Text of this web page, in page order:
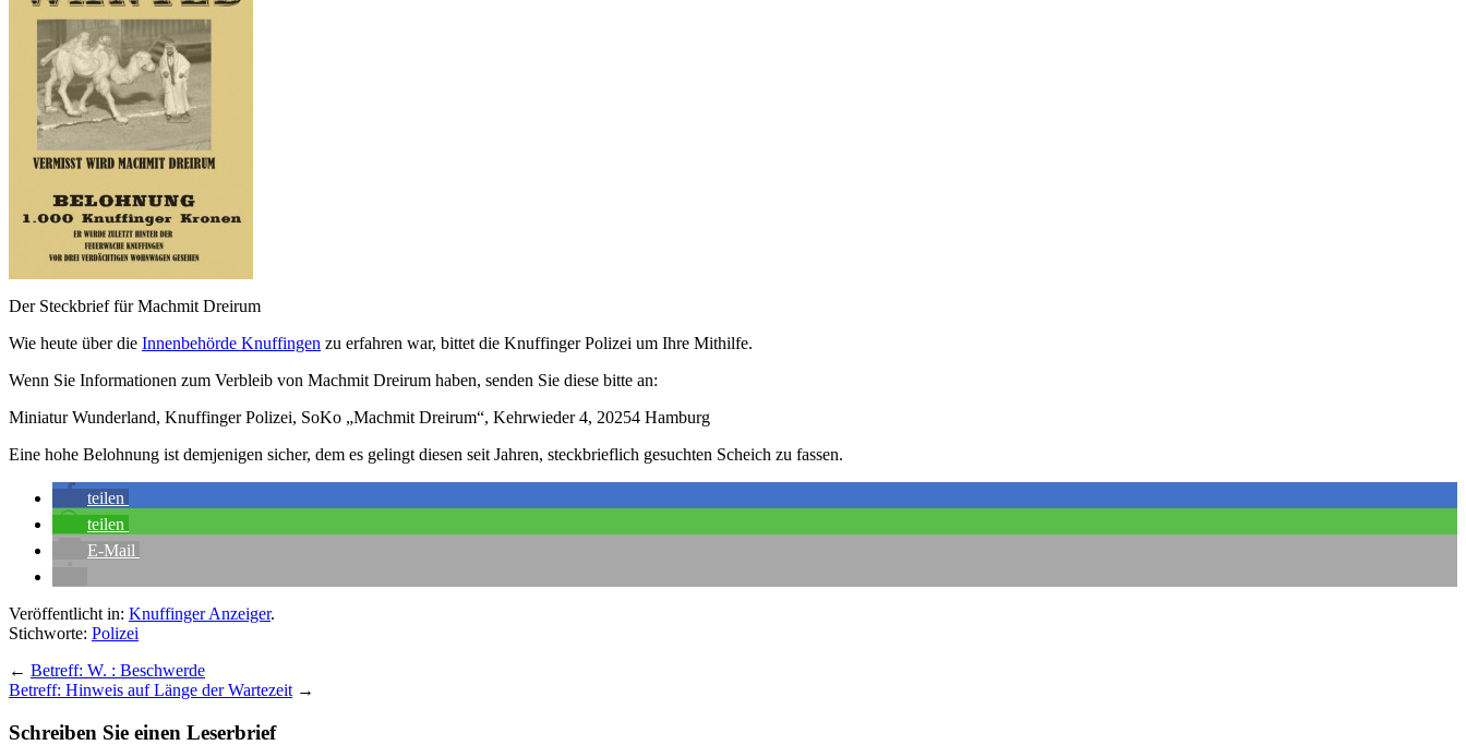
Der Steckbrief für Machmit Dreirum
Wie heute über die Innenbehörde Knuffingen zu erfahren war, bittet die Knuffinger Polizei um Ihre Mithilfe.
Wenn Sie Informationen zum Verbleib von Machmit Dreirum haben, senden Sie diese bitte an:
Miniatur Wunderland, Knuffinger Polizei, SoKo „Machmit Dreirum“, Kehrwieder 4, 20254 Hamburg
Eine hohe Belohnung ist demjenigen sicher, dem es gelingt diesen seit Jahren, steckbrieflich gesuchten Scheich zu fassen.
teilen
teilen
E-Mail
Veröffentlicht in: Knuffinger Anzeiger.
Stichworte: Polizei
← Betreff: W. : Beschwerde
Betreff: Hinweis auf Länge der Wartezeit →
Schreiben Sie einen Leserbrief